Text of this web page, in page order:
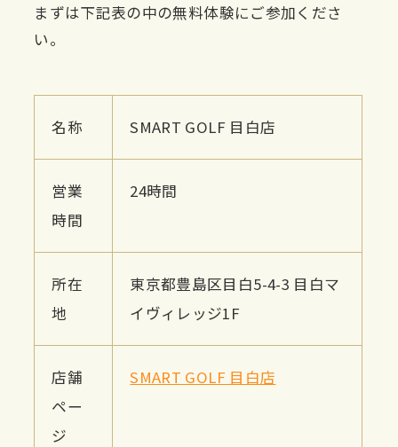
まずは下記表の中の無料体験にご参加くださ
い。
名称 SMART GOLF 目白店
営業
時間
24時間
所在
地
東京都豊島区目白5-4-3 目白マ
イヴィレッジ1F
店舗
ペー
ジ
SMART GOLF 目白店